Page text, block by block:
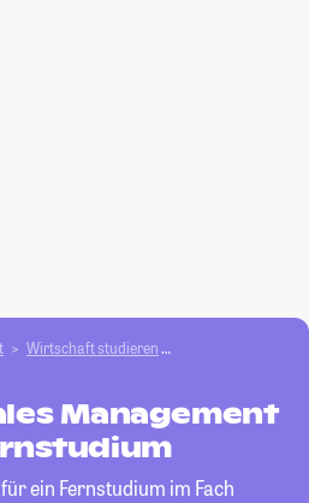
Wirtschaft studieren
Management
ein Fernstudium im Fach